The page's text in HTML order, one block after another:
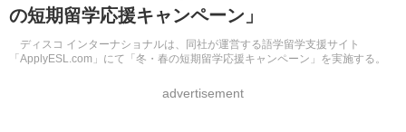
自由研究教材（小学生向け） 自由研究教材（中学生向け）
の短期留学応援キャンペーン」
ディスコ インターナショナルは、同社が運営する語学留学支援サイト
「ApplyESL.com」にて「冬・春の短期留学応援キャンペーン」を実施する。
advertisement